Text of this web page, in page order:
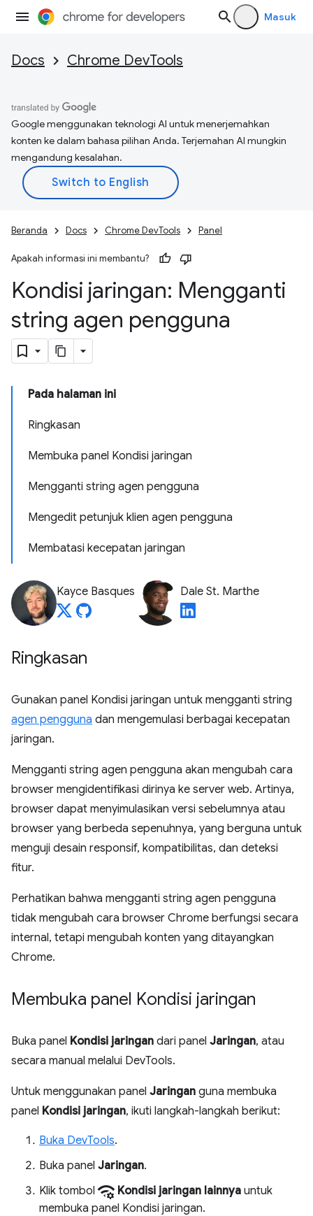
Masuk
Docs Chrome DevTools
Google menggunakan teknologi AI untuk menerjemahkan
konten ke dalam bahasa pilihan Anda. Terjemahan AI mungkin
mengandung kesalahan.
Beranda Docs Chrome DevTools Panel
Apakah informasi ini membantu?
Kondisi jaringan: Mengganti
string agen pengguna
Pada halaman ini
Ringkasan
Membuka panel Kondisi jaringan
Mengganti string agen pengguna
Mengedit petunjuk klien agen pengguna
Membatasi kecepatan jaringan
Kayce Basques Dale St. Marthe
Ringkasan
Gunakan panel Kondisi jaringan untuk mengganti string
agen pengguna dan mengemulasi berbagai kecepatan
jaringan.
Mengganti string agen pengguna akan mengubah cara
browser mengidentifikasi dirinya ke server web. Artinya,
browser dapat menyimulasikan versi sebelumnya atau
browser yang berbeda sepenuhnya, yang berguna untuk
menguji desain responsif, kompatibilitas, dan deteksi
fitur.
Perhatikan bahwa mengganti string agen pengguna
tidak mengubah cara browser Chrome berfungsi secara
internal, tetapi mengubah konten yang ditayangkan
Chrome.
Membuka panel Kondisi jaringan
Buka panel Kondisi jaringan dari panel Jaringan, atau
secara manual melalui DevTools.
Untuk menggunakan panel Jaringan guna membuka
panel Kondisi jaringan, ikuti langkah-langkah berikut:
Buka DevTools.
Buka panel Jaringan.
Klik tombolnetwork_manage Kondisi jaringan lainnya untuk
membuka panel Kondisi jaringan.